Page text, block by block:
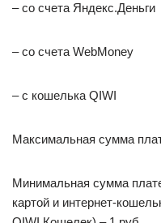
– со счета Яндекс.Деньги
– со счета WebMoney
– с кошелька QIWI
Максимальная сумма
Минимальная сумма
картой и интернет-